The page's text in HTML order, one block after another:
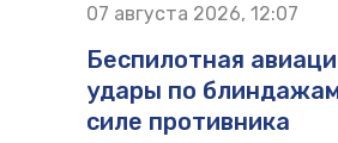
07 августа 2026, 12:07
Беспилотная
удары по
силе противника